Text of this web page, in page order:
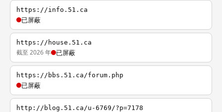
https://info.51.ca
已屏蔽
https://house.51.ca
截至 2026 年 已屏蔽
https://bbs.51.ca/forum.php
已屏蔽
http://blog.51.ca/u-6769/?p=7178